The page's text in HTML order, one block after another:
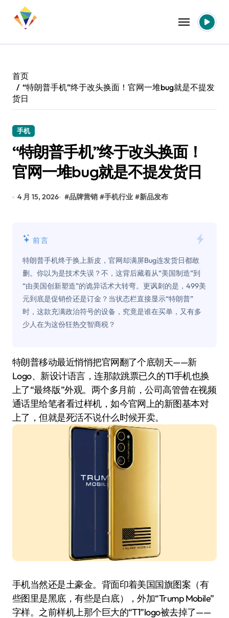
首页
“特朗普手机”终于改头换面！官网一堆bug就是不提发
货日
手机
“特朗普手机”终于改头换面！
官网一堆bug就是不提发货日
4 月 15, 2026 #品牌营销 #手机行业 #新品发布
前言
特朗普手机终于换上新皮，官网却满屏Bug连发货日都敢
删。你以为是技术失误？不，这背后藏着从“美国制造”到
“由美国创新塑造”的诡异话术大转弯。更讽刺的是，499美
元到底是促销价还是订金？当状态栏直接显示“特朗普”
时，这款充满政治符号的设备，究竟是谁在买单，又有多
少人在为这份狂热交智商税？
特朗普移动最近悄悄把官网翻了个底朝天——新
Logo、新设计语言，连那款跳票已久的T1手机也换
上了“最终版”外观。两个多月前，公司高管曾在视频
通话里给笔者看过样机，如今官网上的新图基本对
上了，但就是死活不说什么时候开卖。
手机当然还是土豪金。背面印着美国国旗图案（有
些图里是黑底，有些是白底），外加“Trump Mobile”
字样。之前样机上那个巨大的“T1”logo被去掉了——